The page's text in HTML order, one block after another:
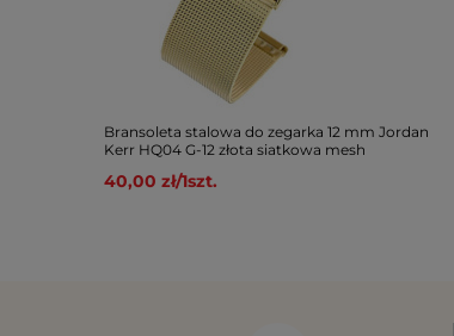
Bransoleta stalowa do zegarka 12 mm Jordan
Kerr HQ04 G-12 złota siatkowa mesh
40,00 zł/1szt.